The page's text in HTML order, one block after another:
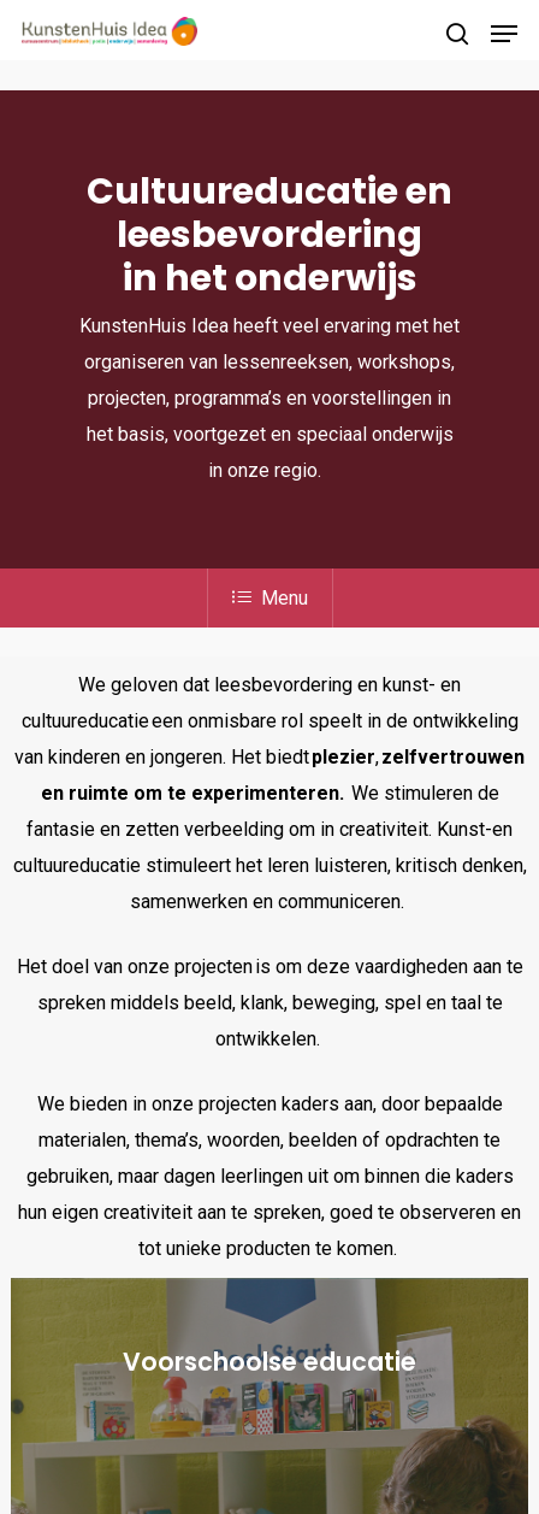
Cultuureducatie en
leesbevordering
in het onderwijs
KunstenHuis Idea heeft veel ervaring met het
organiseren van lessenreeksen, workshops,
projecten, programma’s en voorstellingen in
het basis, voortgezet en speciaal onderwijs
in onze regio.
Menu
We geloven dat leesbevordering en kunst- en
cultuureducatie een onmisbare rol speelt in de ontwikkeling
van kinderen en jongeren. Het biedtplezier,zelfvertrouwen
en ruimte om te experimenteren.We stimuleren de
fantasie en zetten verbeelding om in creativiteit. Kunst-en
cultuureducatie stimuleert het leren luisteren, kritisch denken,
samenwerken en communiceren.
Het doel van onze projecten is om deze vaardigheden aan te
spreken middels beeld, klank, beweging, spel en taal te
ontwikkelen.
We bieden in onze projecten kaders aan, door bepaalde
materialen, thema’s, woorden, beelden of opdrachten te
gebruiken, maar dagen leerlingen uit om binnen die kaders
hun eigen creativiteit aan te spreken, goed te observeren en
tot unieke producten te komen.
Voorschoolse educatie